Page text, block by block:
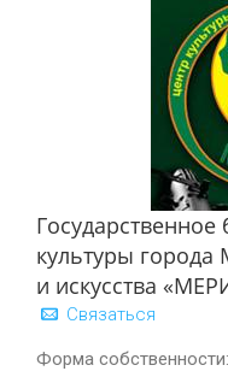
культуры города
и искусства
Связаться
Форма собственности: